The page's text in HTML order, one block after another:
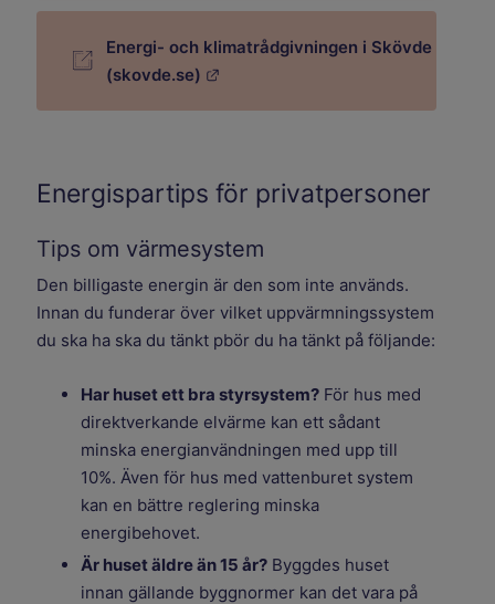
Energi- och klimatrådgivningen i Skövde
(skovde.se)
Energispartips för privatpersoner​
Tips om värmesystem
Den billigaste energin är den som inte används.
Innan du funderar över vilket uppvärmningssystem
du ska ha ska du tänkt pbör du ha tänkt på följande:
Har huset ett bra styrsystem? För hus med
direktverkande elvärme kan ett sådant
minska energianvändningen med upp till
10%. Även för hus med vattenburet system
kan en bättre reglering minska
energibehovet.
Är huset äldre än 15 år? Byggdes huset
innan gällande byggnormer kan det vara på